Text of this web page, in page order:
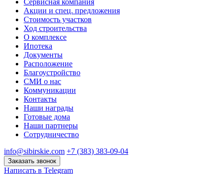
Сервисная компания
Акции и спец. предложения
Стоимость участков
Ход строительства
О комплексе
Ипотека
Документы
Расположение
Благоустройство
СМИ о нас
Коммуникации
Контакты
Наши награды
Готовые дома
Наши партнеры
Сотрудничество
info@sibirskie.com +7 (383) 383-09-04
Заказать звонок
Написать в Telegram